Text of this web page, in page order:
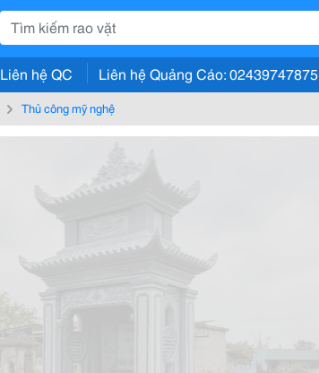
Liên hệ QC Liên hệ Quảng Cáo: 02439747875
Thủ công mỹ nghệ